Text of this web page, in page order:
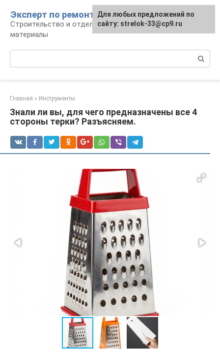
контенту
Эксперт по ремонту
Строительство и отделка: работы и
материалы
Главная » Инструменты
Знали ли вы, для чего предназначены все 4
стороны терки? Разъясняем.
Для любых предложений по
сайту: strelok-33@cp9.ru
Для любых предложений по
сайту: strelok-33@cp9.ru